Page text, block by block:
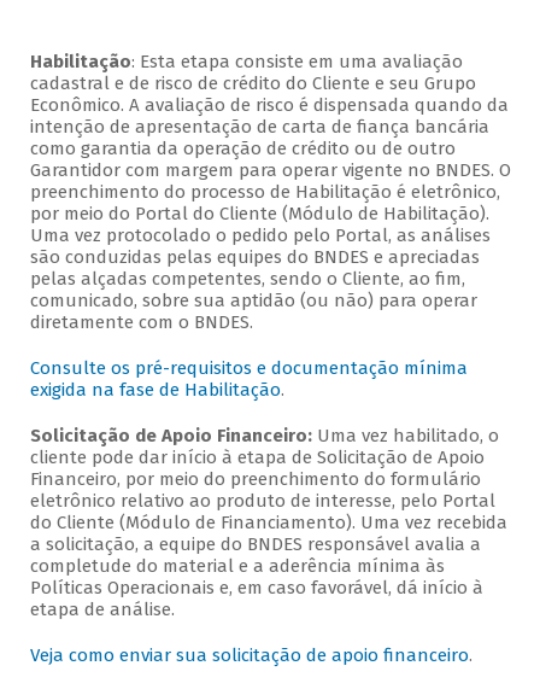
Habilitação: Esta etapa consiste em uma avaliação
cadastral e de risco de crédito do Cliente e seu Grupo
Econômico. A avaliação de risco é dispensada quando da
intenção de apresentação de carta de fiança bancária
como garantia da operação de crédito ou de outro
Garantidor com margem para operar vigente no BNDES. O
preenchimento do processo de Habilitação é eletrônico,
por meio do Portal do Cliente (Módulo de Habilitação).
Uma vez protocolado o pedido pelo Portal, as análises
são conduzidas pelas equipes do BNDES e apreciadas
pelas alçadas competentes, sendo o Cliente, ao fim,
comunicado, sobre sua aptidão (ou não) para operar
diretamente com o BNDES.
Consulte os pré-requisitos e documentação mínima
exigida na fase de Habilitação.
Solicitação de Apoio Financeiro: Uma vez habilitado, o
cliente pode dar início à etapa de Solicitação de Apoio
Financeiro, por meio do preenchimento do formulário
eletrônico relativo ao produto de interesse, pelo Portal
do Cliente (Módulo de Financiamento). Uma vez recebida
a solicitação, a equipe do BNDES responsável avalia a
completude do material e a aderência mínima às
Políticas Operacionais e, em caso favorável, dá início à
etapa de análise.
Veja como enviar sua solicitação de apoio financeiro.